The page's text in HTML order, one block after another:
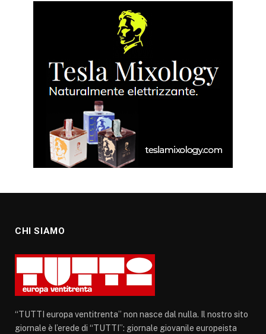
CHI SIAMO
“TUTTI europa ventitrenta” non nasce dal nulla. Il nostro sito
giornale è l’erede di “TUTTI”: giornale giovanile europeista